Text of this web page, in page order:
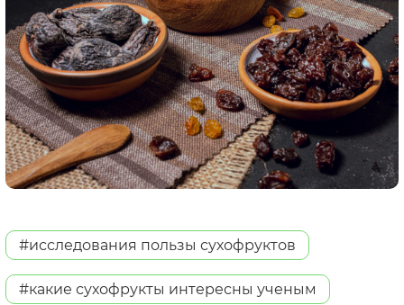
#исследования пользы сухофруктов
#какие сухофрукты интересны ученым